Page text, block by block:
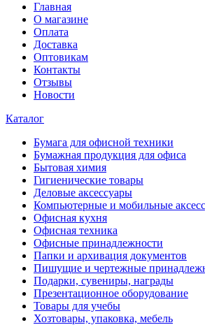
Главная
О магазине
Оплата
Доставка
Оптовикам
Контакты
Отзывы
Новости
Каталог
Бумага для офисной техники
Бумажная продукция для офиса
Бытовая химия
Гигиенические товары
Деловые аксессуары
Компьютерные и мобильные
Офисная кухня
Офисная техника
Офисные принадлежности
Папки и архивация документов
Пишущие и чертежные
Подарки, сувениры, награды
Презентационное оборудование
Товары для учебы
Хозтовары, упаковка, мебель